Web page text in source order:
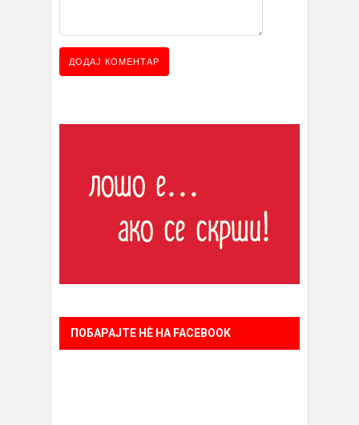
ПОБАРАЈТЕ НÈ НА FACEBOOK